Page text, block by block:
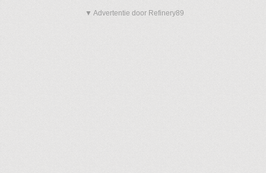
▼ Advertentie door Refinery89